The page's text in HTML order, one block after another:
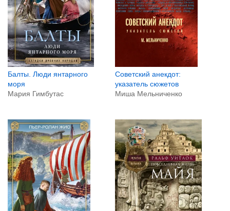
Балты. Люди янтарного
моря
Мария Гимбутас
Советский анекдот:
указатель сюжетов
Миша Мельниченко